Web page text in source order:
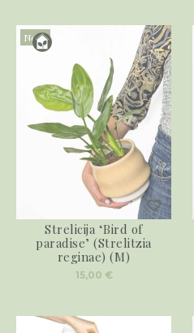
Novo
Strelicija ‘Bird of
paradise’ (Strelitzia
reginae) (M)
15,00 €